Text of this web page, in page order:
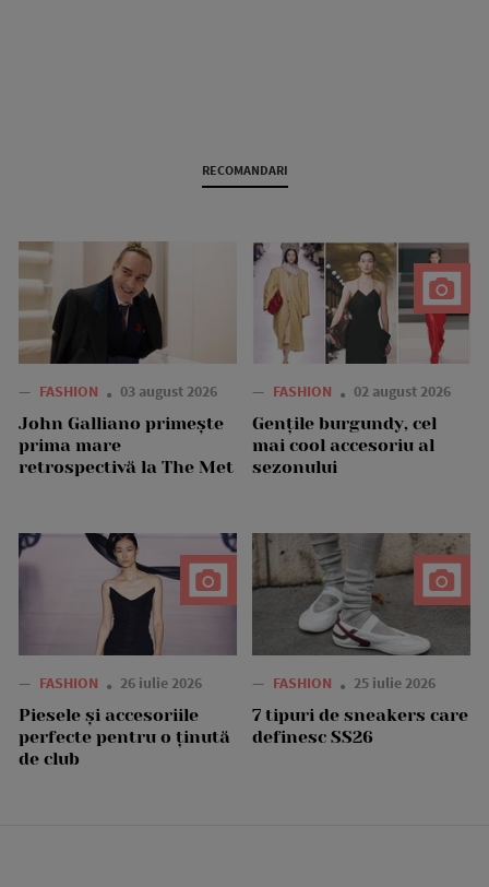
RECOMANDARI
— FASHION 03 august 2026
John Galliano primește
prima mare
retrospectivă la The Met
— FASHION 02 august 2026
Gențile burgundy, cel
mai cool accesoriu al
sezonului
— FASHION 26 iulie 2026
Piesele și accesoriile
perfecte pentru o ținută
de club
— FASHION 25 iulie 2026
7 tipuri de sneakers care
definesc SS26